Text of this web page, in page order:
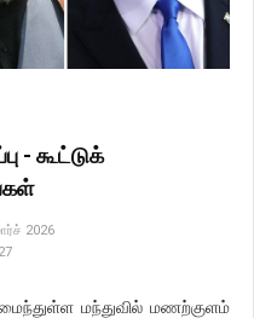
- கூட்டுக்
2026
மந்துவில் மணற்குளம்